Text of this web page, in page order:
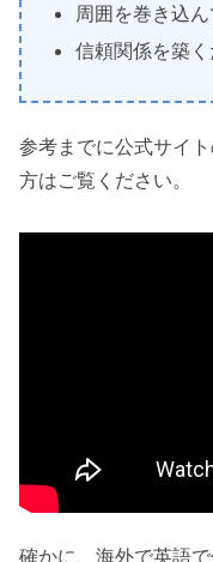
周囲を巻き込
信頼関係を築
参考までに公式サイ
方はご覧ください。
確かに、海外で英語